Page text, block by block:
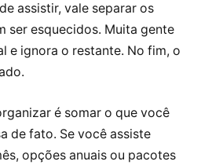
assistir, vale separar os
ser esquecidos. Muita gente
e ignora o restante. No fim, o
é somar o que você
de fato. Se você assiste
opções anuais ou pacotes